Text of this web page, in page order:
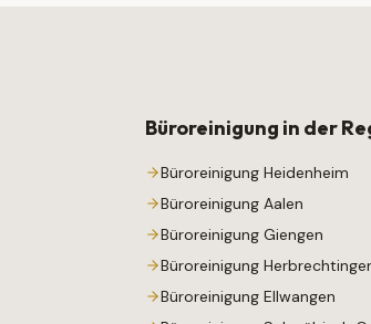
Büroreinigung in der
Büroreinigung Heidenheim
Büroreinigung Aalen
Büroreinigung Giengen
Büroreinigung
Büroreinigung Ellwangen